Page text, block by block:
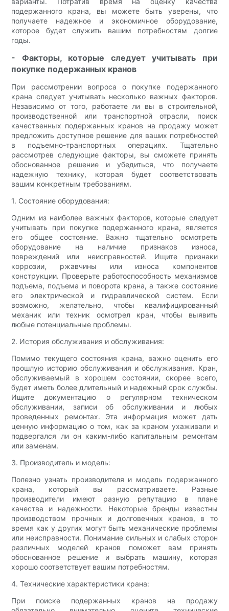
подержанного крана, вы можете быть уверены, что
получаете надежное и экономичное оборудование,
которое будет служить вашим потребностям долгие
годы.
- Факторы, которые следует учитывать при
покупке подержанных кранов
При рассмотрении вопроса о покупке подержанного
крана следует учитывать несколько важных факторов.
Независимо от того, работаете ли вы в строительной,
производственной или транспортной отрасли, поиск
качественных подержанных кранов на продажу может
предложить доступное решение для ваших потребностей
в подъемно-транспортных операциях. Тщательно
рассмотрев следующие факторы, вы сможете принять
обоснованное решение и убедиться, что получаете
надежную технику, которая будет соответствовать
вашим конкретным требованиям.
1. Состояние оборудования:
Одним из наиболее важных факторов, которые следует
учитывать при покупке подержанного крана, является
его общее состояние. Важно тщательно осмотреть
оборудование на наличие признаков износа,
повреждений или неисправностей. Ищите признаки
коррозии, ржавчины или износа компонентов
конструкции. Проверьте работоспособность механизмов
подъема, подъема и поворота крана, а также состояние
его электрической и гидравлической систем. Если
возможно, желательно, чтобы квалифицированный
механик или техник осмотрел кран, чтобы выявить
любые потенциальные проблемы.
2. История обслуживания и обслуживания:
Помимо текущего состояния крана, важно оценить его
прошлую историю обслуживания и обслуживания. Кран,
обслуживаемый в хорошем состоянии, скорее всего,
будет иметь более длительный и надежный срок службы.
Ищите документацию о регулярном техническом
обслуживании, записи об обслуживании и любых
проведенных ремонтах. Эта информация может дать
ценную информацию о том, как за краном ухаживали и
подвергался ли он каким-либо капитальным ремонтам
или заменам.
3. Производитель и модель:
Полезно узнать производителя и модель подержанного
крана, который вы рассматриваете. Разные
производители имеют разную репутацию в плане
качества и надежности. Некоторые бренды известны
производством прочных и долговечных кранов, в то
время как у других могут быть механические проблемы
или неисправности. Понимание сильных и слабых сторон
различных моделей кранов поможет вам принять
обоснованное решение и выбрать машину, которая
хорошо соответствует вашим потребностям.
4. Технические характеристики крана:
При поиске подержанных кранов на продажу